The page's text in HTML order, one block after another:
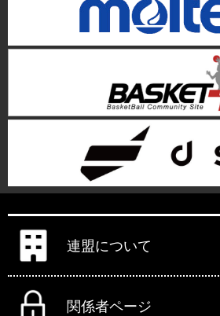
連盟について
関係者ページ